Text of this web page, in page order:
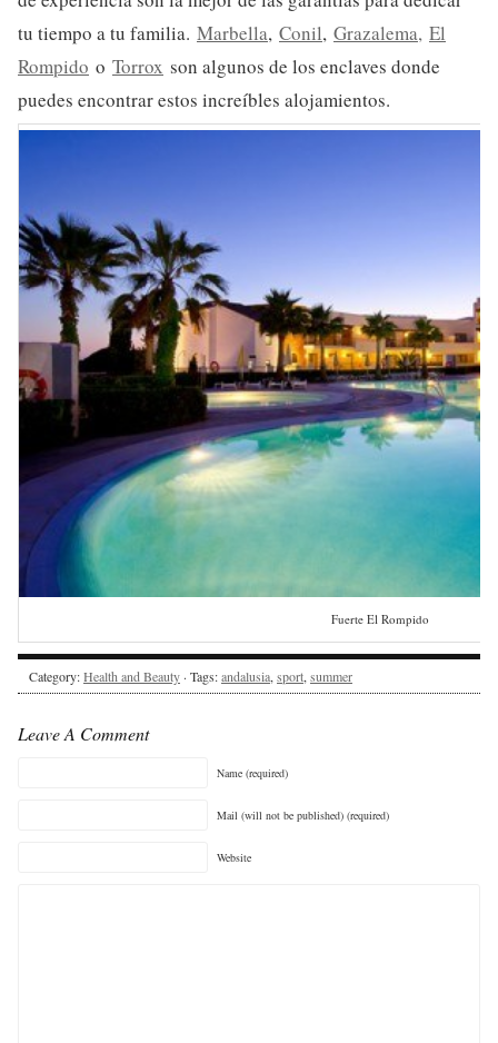
tu tiempo a tu familia. Marbella, Conil, Grazalema, El
Rompido o Torrox son algunos de los enclaves donde
puedes encontrar estos increíbles alojamientos.
Fuerte El Rompido
Category:Health and Beauty · Tags:andalusia, sport, summer
Leave A Comment
Name (required)
Mail (will not be published) (required)
Website